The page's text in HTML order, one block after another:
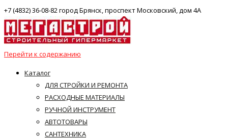
+7 (4832) 36-08-82 город Брянск, проспект Московский, дом 4А
Перейти к содержанию
Каталог
ДЛЯ СТРОЙКИ И РЕМОНТА
РАСХОДНЫЕ МАТЕРИАЛЫ
РУЧНОЙ ИНСТРУМЕНТ
АВТОТОВАРЫ
САНТЕХНИКА